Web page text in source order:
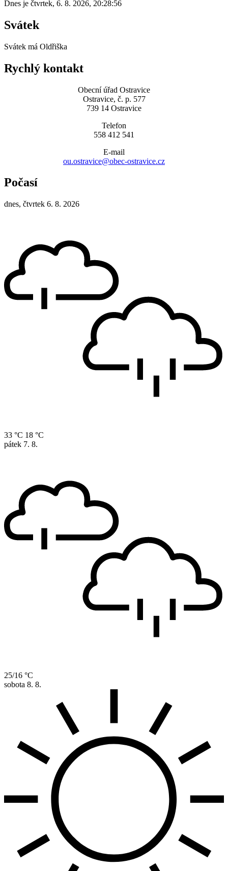
Dnes je čtvrtek, 6. 8. 2026, 20:28:56
Svátek
Svátek má Oldřiška
Rychlý kontakt
Obecní úřad Ostravice
Ostravice, č. p. 577
739 14 Ostravice
Telefon
558 412 541
E-mail
ou.ostravice@obec-ostravice.cz
Počasí
dnes, čtvrtek 6. 8. 2026
33 °C 18 °C
pátek 7. 8.
25/16 °C
sobota 8. 8.